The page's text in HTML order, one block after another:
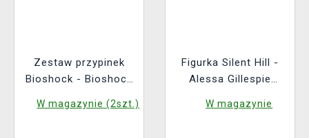
Zestaw przypinek
Bioshock - Bioshock
W magazynie (2szt.)
Figurka Silent Hill -
Alessa Gillespie
1203)
W magazynie